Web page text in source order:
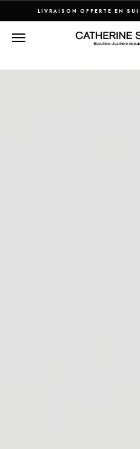
LIVRAISON OFFERTE EN